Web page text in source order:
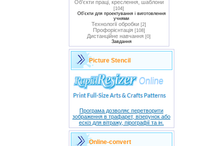
Об'єкти праці, креслення, шаблони
[104]
Об'єкти для проектування і виготовлення
учнями
Технології обробки [2]
Профорієнтація [108]
Дистанційне навчання [0]
Завдання
Picture Stencil
Програма дозволяє перетворити
зображення в трафарет, візерунок або
ескіз для вітражу, пірографії та ін.
Оnline-convert